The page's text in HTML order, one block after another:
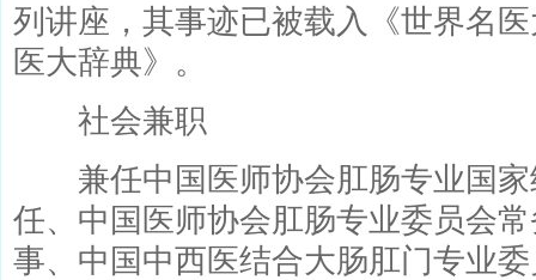
列讲座，其事迹已被载入《世界名
医大辞典》。
社会兼职
兼任中国医师协会肛肠专业国家
任、中国医师协会肛肠专业委员会
事、中国中西医结合大肠肛门专业